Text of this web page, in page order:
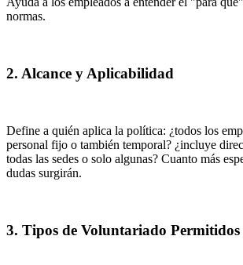
normas.
2. Alcance y Aplicabilidad
Define a quién aplica la política: ¿todos los
personal fijo o también temporal? ¿incluye
todas las sedes o solo algunas? Cuanto más
dudas surgirán.
3. Tipos de Voluntariado Permitidos